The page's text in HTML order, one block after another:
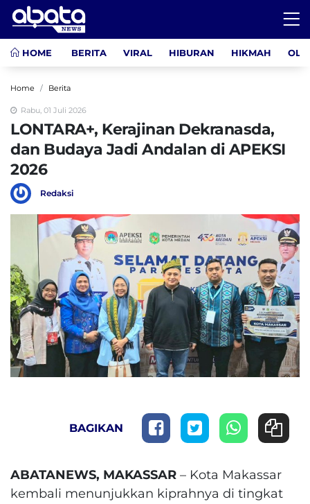
HOME BERITA VIRAL HIBURAN HIKMAH
Home Berita
Rabu, 01 Juli 2026
LONTARA+, Kerajinan Dekranasda,
dan Budaya Jadi Andalan di APEKSI
2026
Redaksi
BAGIKAN
ABATANEWS, MAKASSAR – Kota Makassar
kembali menunjukkan kiprahnya di tingkat